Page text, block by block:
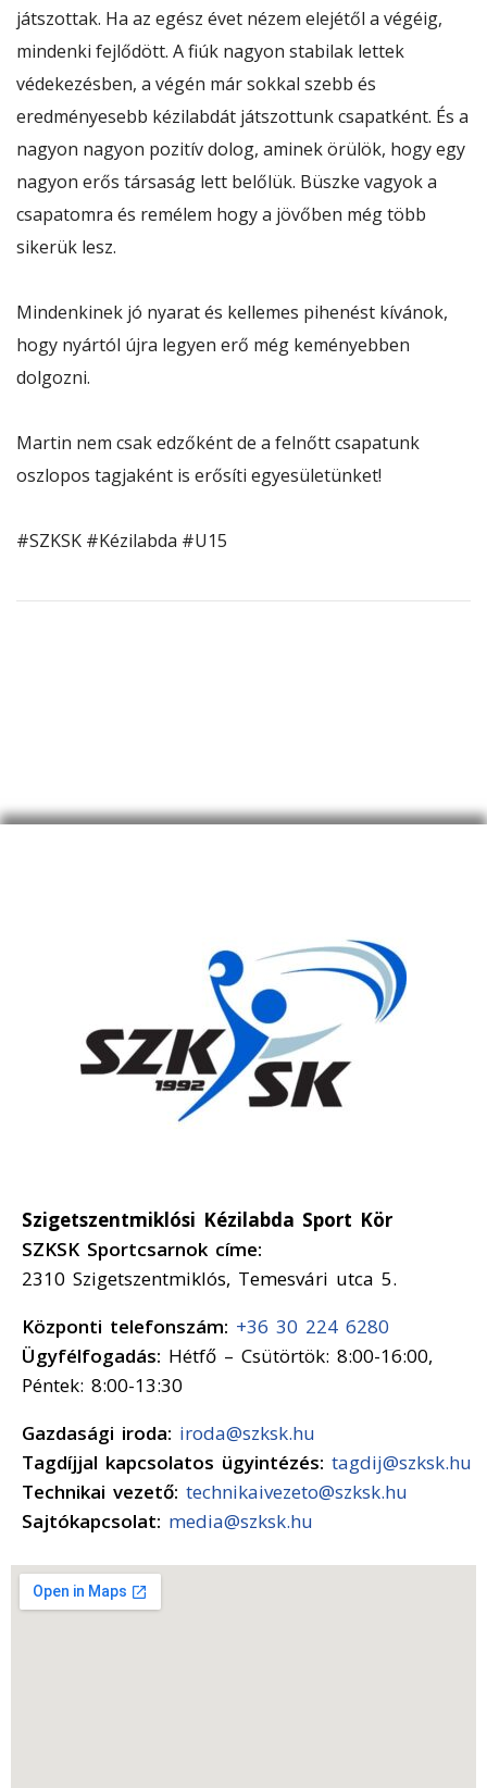
játszottak. Ha az egész évet nézem elejétől a végéig,
mindenki fejlődött. A fiúk nagyon stabilak lettek
védekezésben, a végén már sokkal szebb és
eredményesebb kézilabdát játszottunk csapatként. És a
nagyon nagyon pozitív dolog, aminek örülök, hogy egy
nagyon erős társaság lett belőlük. Büszke vagyok a
csapatomra és remélem hogy a jövőben még több
sikerük lesz.
Mindenkinek jó nyarat és kellemes pihenést kívánok,
hogy nyártól újra legyen erő még keményebben
dolgozni.
Martin nem csak edzőként de a felnőtt csapatunk
oszlopos tagjaként is erősíti egyesületünket!
#SZKSK #Kézilabda #U15
Szigetszentmiklósi Kézilabda Sport Kör
SZKSK Sportcsarnok címe:
2310 Szigetszentmiklós, Temesvári utca 5.
Központi telefonszám: +36 30 224 6280
Ügyfélfogadás: Hétfő – Csütörtök: 8:00-16:00,
Péntek: 8:00-13:30
Gazdasági iroda: iroda@szksk.hu
Tagdíjjal kapcsolatos ügyintézés: tagdij@szksk.hu
Technikai vezető: technikaivezeto@szksk.hu
Sajtókapcsolat: media@szksk.hu